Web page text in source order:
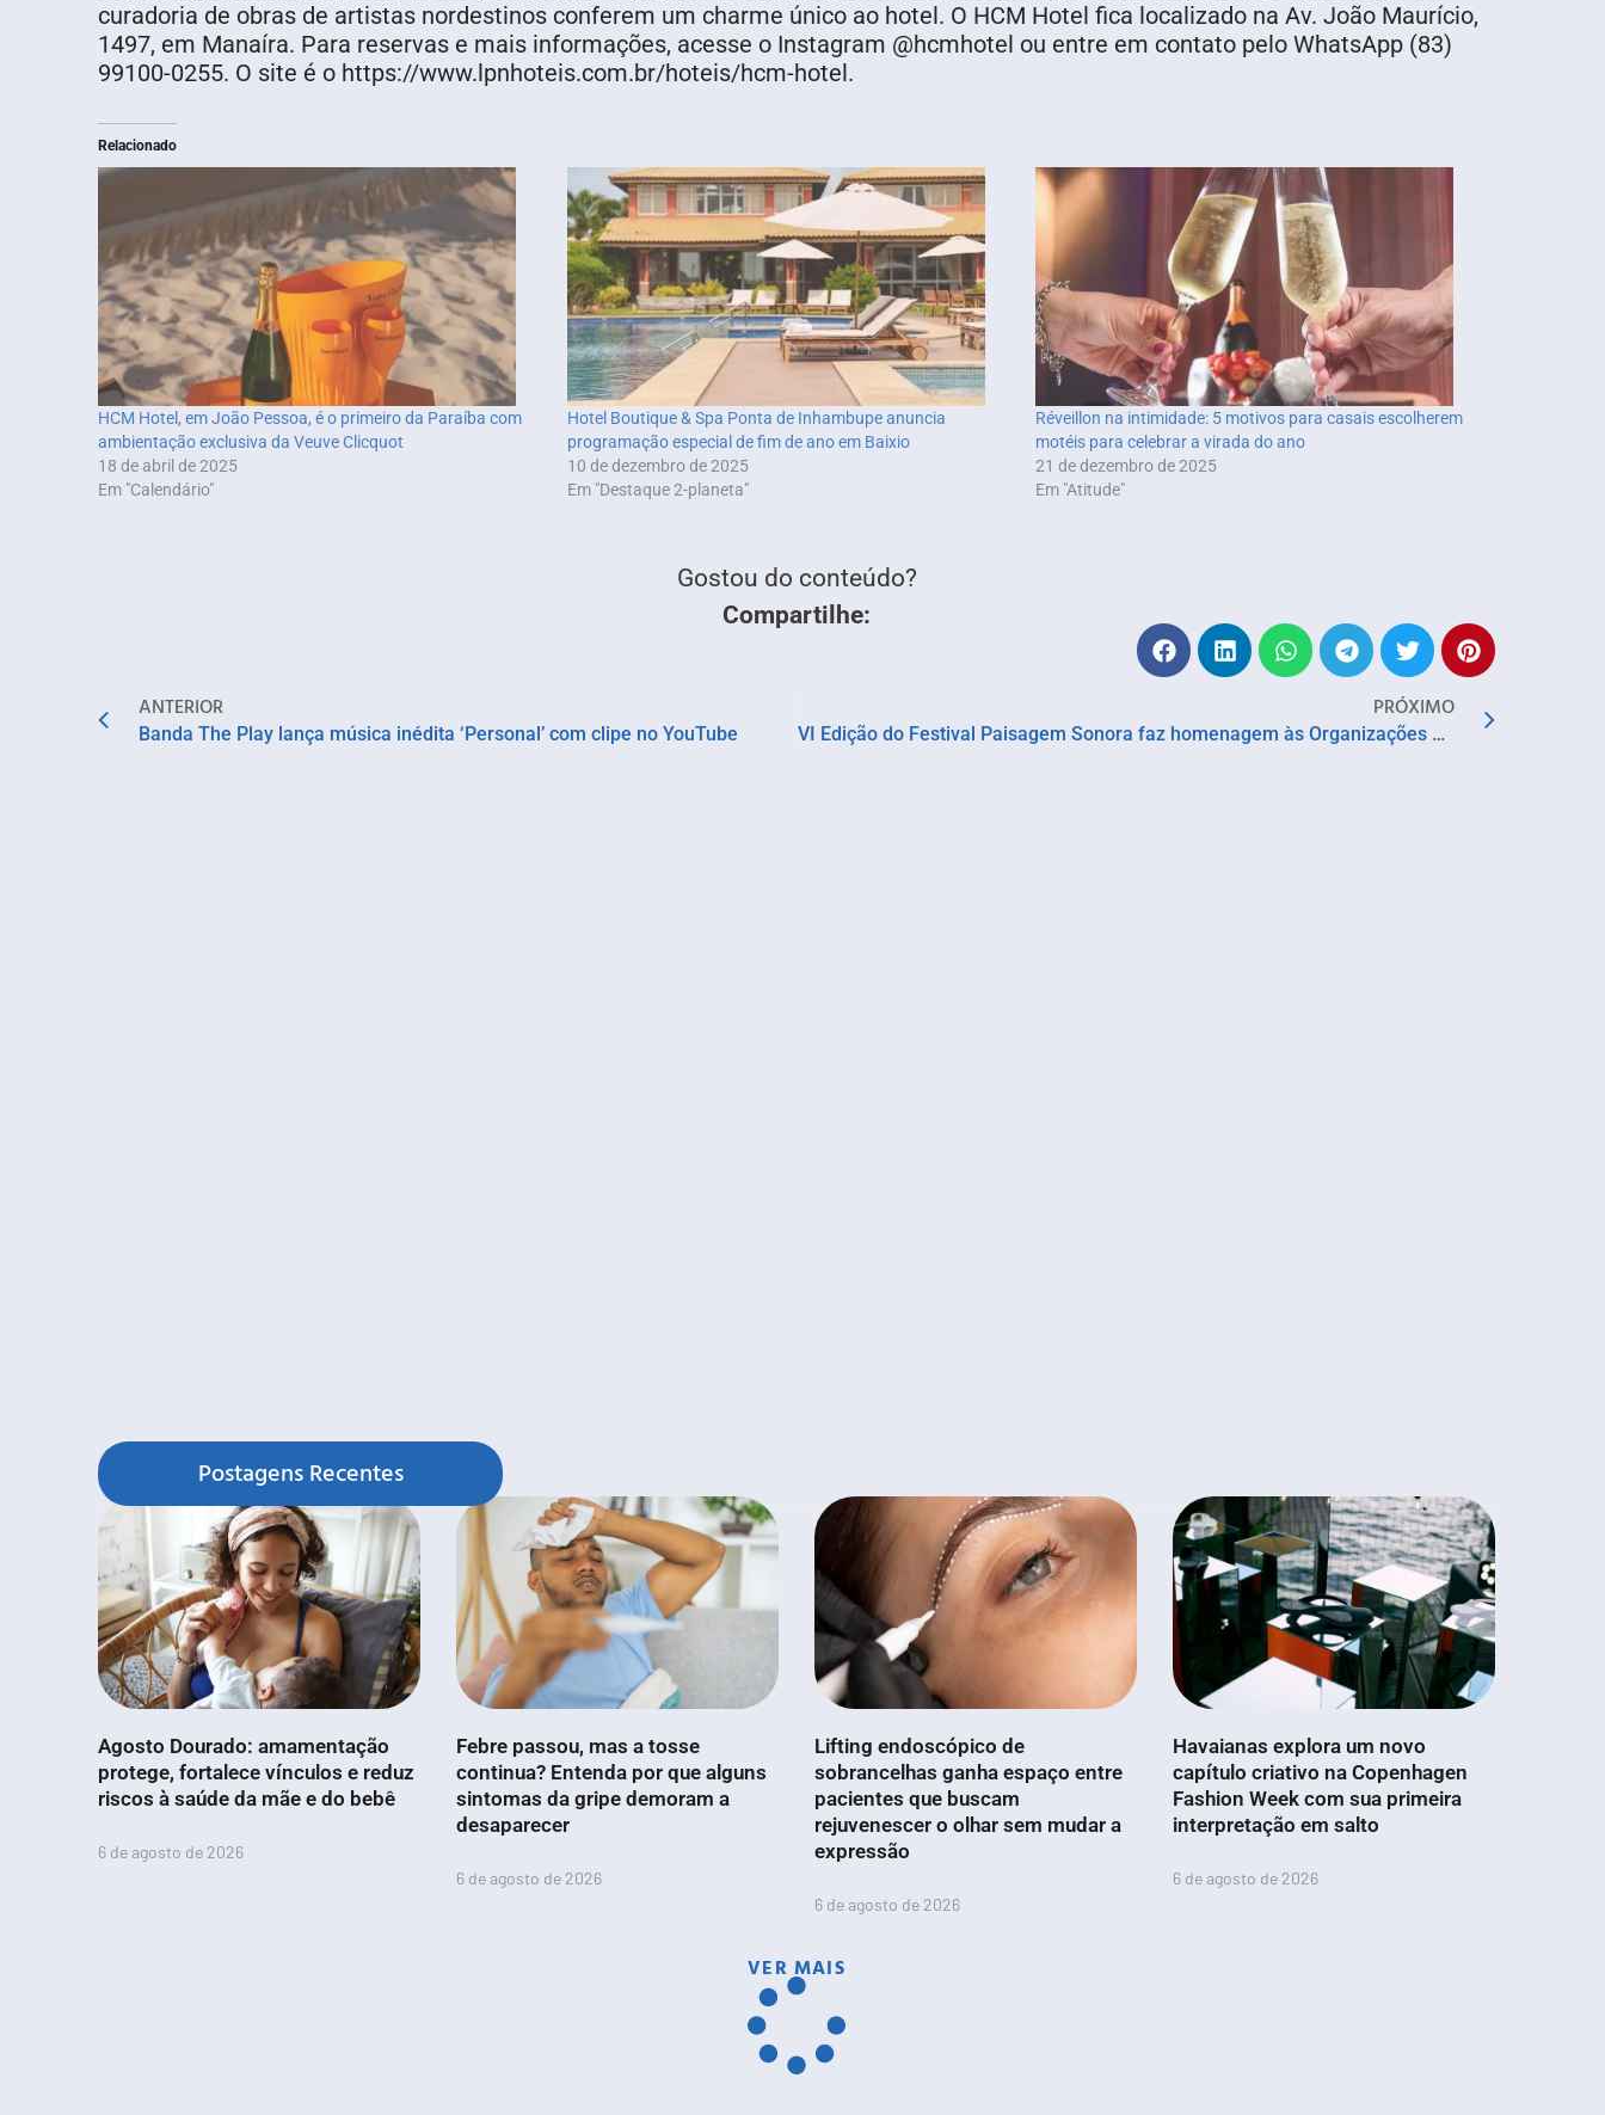
curadoria de obras de artistas nordestinos conferem um charme único ao hotel. O HCM Hotel fica localizado na Av. João Maurício,
1497, em Manaíra. Para reservas e mais informações, acesse o Instagram @hcmhotel ou entre em contato pelo WhatsApp (83)
99100-0255. O site é o https://www.lpnhoteis.com.br/hoteis/hcm-hotel.
Relacionado
HCM Hotel, em João Pessoa, é o primeiro da Paraíba com
ambientação exclusiva da Veuve Clicquot
18 de abril de 2025
Em "Calendário"
Hotel Boutique & Spa Ponta de Inhambupe anuncia
programação especial de fim de ano em Baixio
10 de dezembro de 2025
Em "Destaque 2-planeta"
Réveillon na intimidade: 5 motivos para casais escolherem
motéis para celebrar a virada do ano
21 de dezembro de 2025
Em "Atitude"
Gostou do conteúdo?
Compartilhe:
ANTERIOR
Banda The Play lança música inédita ‘Personal’ com clipe no YouTube
PRÓXIMO
VI Edição do Festival Paisagem Sonora faz homenagem às Organizações da Resistência e à J. Cunha
Postagens Recentes
Agosto Dourado: amamentação
protege, fortalece vínculos e reduz
riscos à saúde da mãe e do bebê
6 de agosto de 2026
Febre passou, mas a tosse
continua? Entenda por que alguns
sintomas da gripe demoram a
desaparecer
6 de agosto de 2026
Lifting endoscópico de
sobrancelhas ganha espaço entre
pacientes que buscam
rejuvenescer o olhar sem mudar a
expressão
6 de agosto de 2026
Havaianas explora um novo
capítulo criativo na Copenhagen
Fashion Week com sua primeira
interpretação em salto
6 de agosto de 2026
VER MAIS